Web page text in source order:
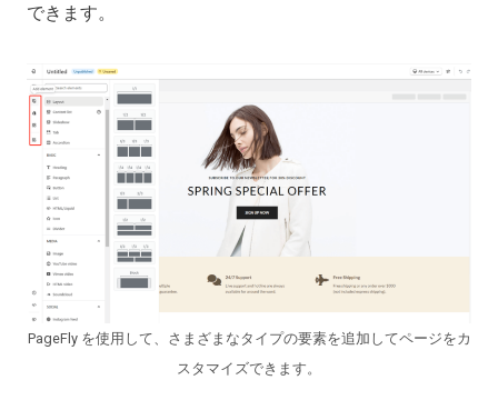
できます。
PageFly を使用して、さまざまなタイプの要素を追加してページをカ
スタマイズできます。